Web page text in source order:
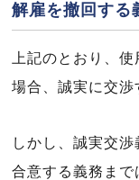
解雇を撤回する
上記のとおり、
場合、誠実に交渉
しかし、誠実交
合意する義務まで